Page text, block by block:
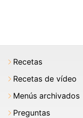
Recetas
Recetas de vídeo
Menús archivados
Preguntas